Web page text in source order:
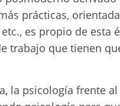
prácticas,
es propio de esta
trabajo que tienen
la psicología frente